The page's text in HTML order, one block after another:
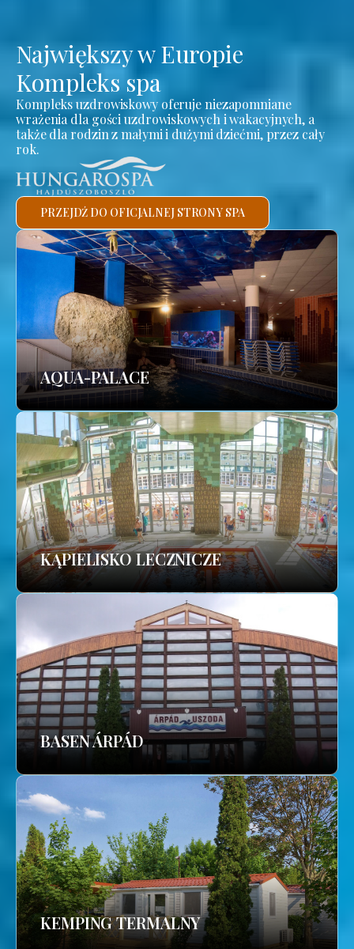
Największy w Europie
Kompleks spa
Kompleks uzdrowiskowy oferuje niezapomniane
wrażenia dla gości uzdrowiskowych i wakacyjnych, a
także dla rodzin z małymi i dużymi dziećmi, przez cały
rok.
PRZEJDŹ DO OFICJALNEJ STRONY SPA
AQUA-PALACE
KĄPIELISKO LECZNICZE
BASEN ÁRPÁD
KEMPING TERMALNY